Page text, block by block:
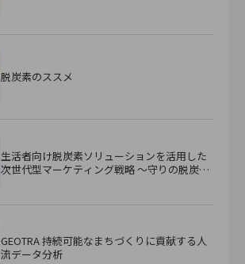
脱炭素のススメ
生活者向け脱炭素ソリューションを活用した
次世代型マーケティング戦略 ～守りの脱炭素
GEOTRA 持続可能なまちづくりに貢献する人
流データ分析